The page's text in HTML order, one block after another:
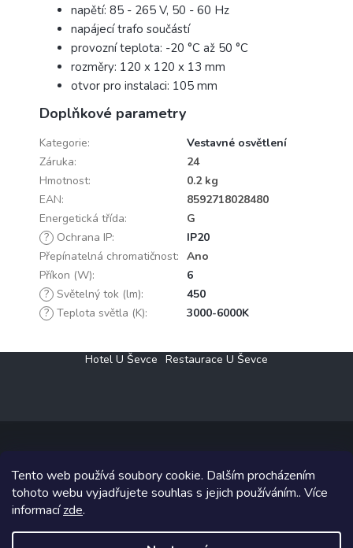
Tento web používá soubory cookie. Dalším procházením
tohoto webu vyjadřujete souhlas s jejich používáním.. Více
informacízde.
napětí: 85 - 265 V, 50 - 60 Hz
napájecí trafo součástí
provozní teplota: -20 °C až 50 °C
rozměry: 120 x 120 x 13 mm
otvor pro instalaci: 105 mm
Doplňkové parametry
Kategorie:
Vestavné osvětlení
Záruka:
24
Hmotnost:
0.2 kg
EAN:
8592718028480
Energetická třída:
G
? Ochrana IP:
IP20
Přepínatelná chromatičnost: Ano
Příkon (W):
6
? Světelný tok (lm):
450
? Teplota světla (K): 3000-6000K
Hotel U Ševce Restaurace U Ševce
Copyright 2026Elektro Klesný s.r.o.. Všechna práva vyhrazena.
Grafický návrh vytvořil a na Shoptet implementoval
Shoptetak.cz.